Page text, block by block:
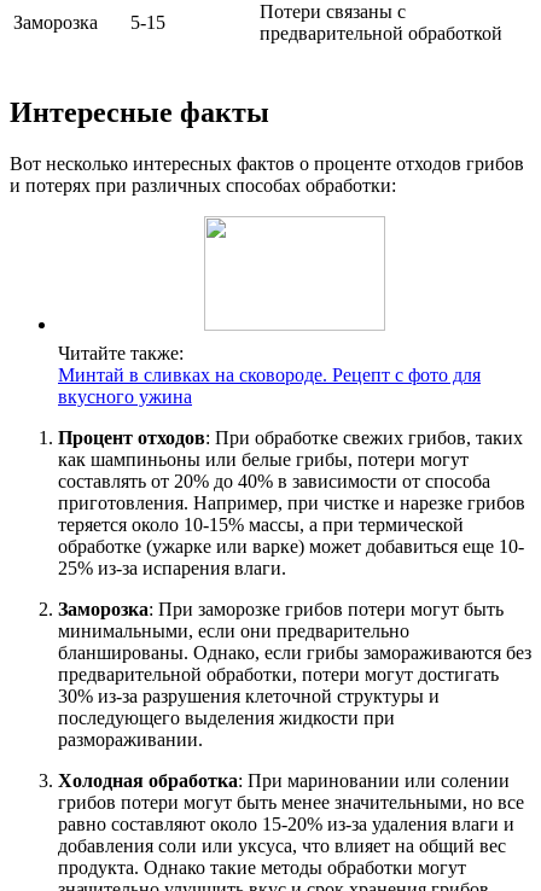
Заморозка
5-15
Потери связаны с
предварительной обработкой
Интересные факты
Вот несколько интересных фактов о проценте отходов грибов
и потерях при различных способах обработки:
Читайте также:
Минтай в сливках на сковороде. Рецепт с фото для
вкусного ужина
Процент отходов: При обработке свежих грибов, таких
как шампиньоны или белые грибы, потери могут
составлять от 20% до 40% в зависимости от способа
приготовления. Например, при чистке и нарезке грибов
теряется около 10-15% массы, а при термической
обработке (ужарке или варке) может добавиться еще 10-
25% из-за испарения влаги.
Заморозка: При заморозке грибов потери могут быть
минимальными, если они предварительно
бланшированы. Однако, если грибы замораживаются без
предварительной обработки, потери могут достигать
30% из-за разрушения клеточной структуры и
последующего выделения жидкости при
размораживании.
Холодная обработка: При мариновании или солении
грибов потери могут быть менее значительными, но все
равно составляют около 15-20% из-за удаления влаги и
добавления соли или уксуса, что влияет на общий вес
продукта. Однако такие методы обработки могут